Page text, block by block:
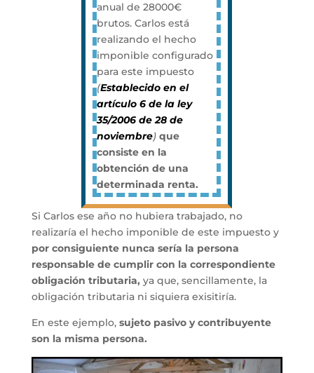
anual de 28000€
brutos. Carlos está
realizando el hecho
imponible configurado
para este impuesto
(Establecido en el
artículo 6 de la ley
35/2006 de 28 de
noviembre)que
consiste en la
obtención de una
determinada renta.
Si Carlos ese año no hubiera trabajado, no
realizaría el hecho imponible de este impuesto y
por consiguiente nunca sería la persona
responsable de cumplir con la correspondiente
obligación tributaria, ya que, sencillamente, la
obligación tributaria ni siquiera exisitiría.
En este ejemplo, sujeto pasivo y contribuyente
son la misma persona.